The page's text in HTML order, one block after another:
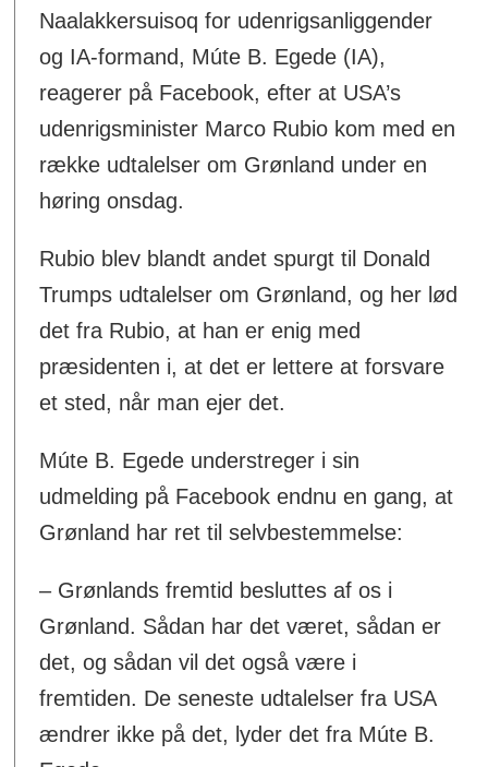
Naalakkersuisoq for udenrigsanliggender
og IA-formand, Múte B. Egede (IA),
reagerer på Facebook, efter at USA’s
udenrigsminister Marco Rubio kom med en
række udtalelser om Grønland under en
høring onsdag.
Rubio blev blandt andet spurgt til Donald
Trumps udtalelser om Grønland, og her lød
det fra Rubio, at han er enig med
præsidenten i, at det er lettere at forsvare
et sted, når man ejer det.
Múte B. Egede understreger i sin
udmelding på Facebook endnu en gang, at
Grønland har ret til selvbestemmelse:
– Grønlands fremtid besluttes af os i
Grønland. Sådan har det været, sådan er
det, og sådan vil det også være i
fremtiden. De seneste udtalelser fra USA
ændrer ikke på det, lyder det fra Múte B.